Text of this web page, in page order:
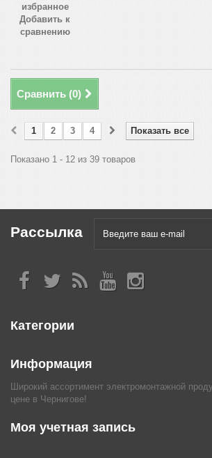
избранное
Добавить к
сравнению
Сравнить (0)
Показать все
1 2 3 4
Показано 1 - 12 из 39 товаров
Рассылка
Категории
Информация
Широкий ассортимент электромонтажной
цене в Чернигове!
Моя учетная запись